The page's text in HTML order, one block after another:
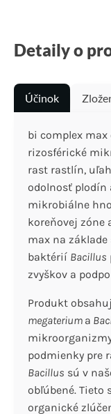
Detaily o
Účinok
bi complex
rizosférické
rast rastlín,
odolnosť plodín
mikrobiálne
koreňovej zóne
max na
baktérií Bacillus
zvyškov a
Produkt
megaterium a
podmienky pre
Bacillus sú v
obľúbené. Tieto
organické